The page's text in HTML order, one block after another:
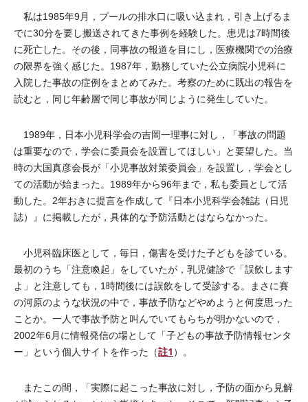
私は1985年9月，プールの排水口に吸い込まれ，引き上げるま
でに30分を要し搬送されてきた事例を経験した。患児は7時間後
に死亡した。その後，同事故の報道を目にし，医療機関での治療
の限界を強く感じた。1987年，勤務していた公立病院小児科に
入院した事故の症例をまとめてみた。考察のために既出の報告を
読むと，同じ年齢層で同じ事故が同じように発生していた。
1989年，日本小児科学会の吉岡一理事に対し，「事故の問題
は重要なので，学会に委員会を設置してほしい」と要望した。当
時の大国真彦会長が「小児事故対策委員会」を設置し，学会とし
ての活動が始まった。1989年から96年まで，私も委員として活
動した。2年おきに提言を作成して『日本小児科学会雑誌（日児
誌）』に掲載したが，具体的な予防活動とはならなかった。
小児科臨床医として，毎日，傷害を受けた子どもを診ている。
最初のうち「注意喚起」をしていたが，乳児健診で「誤飲します
よ」と注意しても，1時間後には誤飲をして受診する。まさに賽
の河原のような状況の中で，事故予防などやめようと何度思った
ことか。一人で事故予防と叫んでいてもらちが明かないので，
2002年6月に情報発信の場として「子どもの事故予防情報センタ
ー」という個人サイトを作った（註1 ）。
またこの間，「実際に起こった事故に対し，予防の面から見解